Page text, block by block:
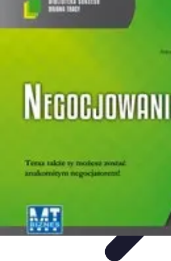
Oferty Zakupowe
Ocena ofert
Tendencje zakupowe
zakupowePorady Zakupowe